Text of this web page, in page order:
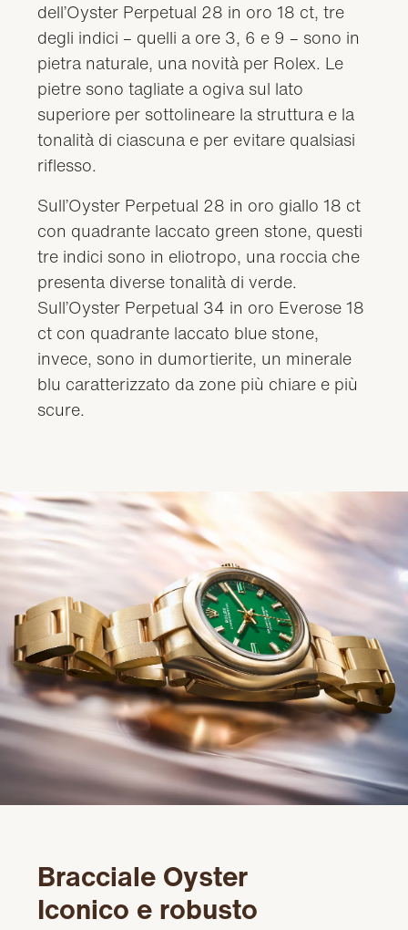
dell’Oyster Perpetual 28 in oro 18 ct, tre
degli indici – quelli a ore 3, 6 e 9 – sono in
pietra naturale, una novità per Rolex. Le
pietre sono tagliate a ogiva sul lato
superiore per sottolineare la struttura e la
tonalità di ciascuna e per evitare qualsiasi
riflesso.
Sull’Oyster Perpetual 28 in oro giallo 18 ct
con quadrante laccato green stone, questi
tre indici sono in eliotropo, una roccia che
presenta diverse tonalità di verde.
Sull’Oyster Perpetual 34 in oro Everose 18
ct con quadrante laccato blue stone,
invece, sono in dumortierite, un minerale
blu caratterizzato da zone più chiare e più
scure.
Bracciale Oyster
Iconico e robusto